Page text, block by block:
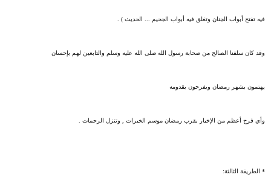
فيه تفتح أبواب الجنان وتغلق فيه أبواب الجحيم ... الحديث ) .
وقد كان سلفنا الصالح من صحابة رسول الله صلى الله عليه وسلم والتابعين لهم بإحسان
يهتمون بشهر رمضان ويفرحون بقدومه
وأي فرح أعظم من الإخبار بقرب رمضان موسم الخيرات , وتنزل الرحمات .
* الطريقة الثالثة: